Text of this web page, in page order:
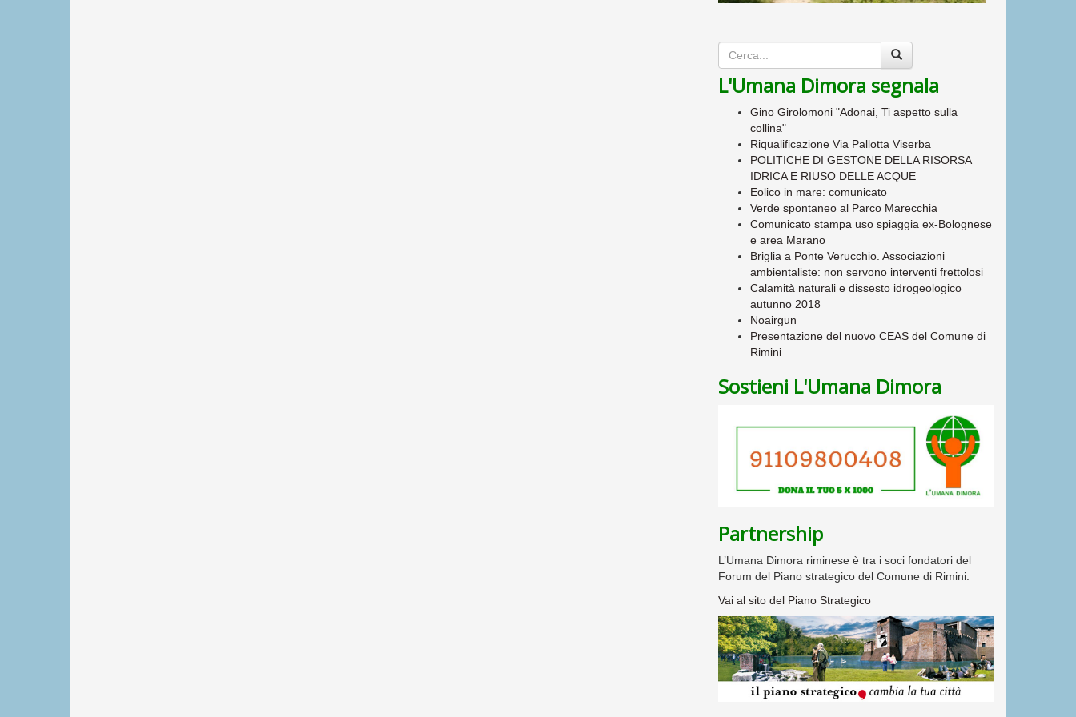
L'Umana Dimora segnala
Gino Girolomoni "Adonai, Ti aspetto sulla
collina"
Riqualificazione Via Pallotta Viserba
POLITICHE DI GESTONE DELLA RISORSA
IDRICA E RIUSO DELLE ACQUE
Eolico in mare: comunicato
Verde spontaneo al Parco Marecchia
Comunicato stampa uso spiaggia ex-Bolognese
e area Marano
Briglia a Ponte Verucchio. Associazioni
ambientaliste: non servono interventi frettolosi
Calamità naturali e dissesto idrogeologico
autunno 2018
Noairgun
Presentazione del nuovo CEAS del Comune di
Rimini
Sostieni L'Umana Dimora
Partnership
L’Umana Dimora riminese è tra i soci fondatori del
Forum del Piano strategico del Comune di Rimini.
Vai al sito del Piano Strategico